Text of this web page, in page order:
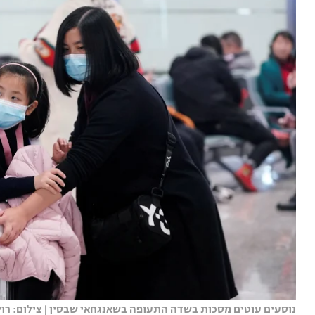
נוסעים עוטים מסכות בשדה התעופה בשאנגחאי שבסין | צילום: